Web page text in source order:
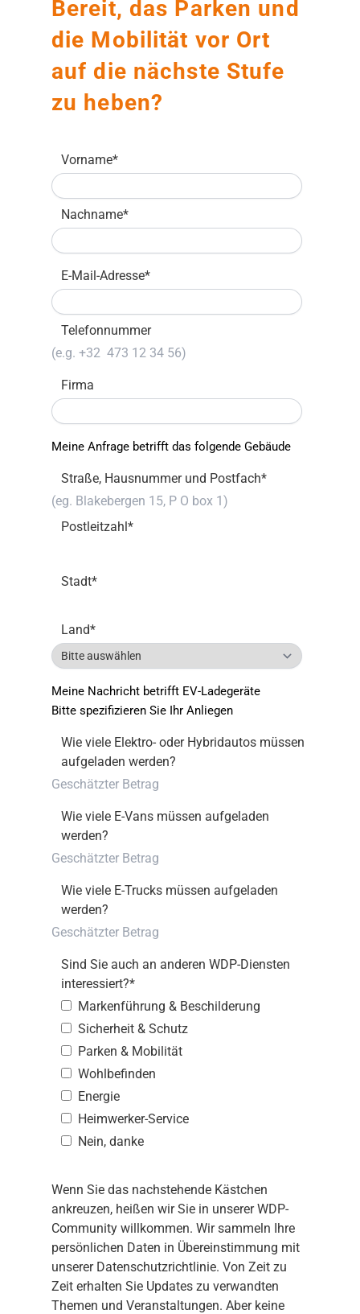
Bereit, das Parken und
die Mobilität vor Ort
auf die nächste Stufe
zu heben?
Vorname*
Nachname*
E-Mail-Adresse*
Telefonnummer
Firma
Meine Anfrage betrifft das folgende Gebäude
Straße, Hausnummer und Postfach*
Postleitzahl*
Stadt*
Land*
Meine Nachricht betrifft EV-Ladegeräte
Bitte spezifizieren Sie Ihr Anliegen
Wie viele Elektro- oder Hybridautos müssen
aufgeladen werden?
Wie viele E-Vans müssen aufgeladen
werden?
Wie viele E-Trucks müssen aufgeladen
werden?
Sind Sie auch an anderen WDP-Diensten
interessiert?*
Markenführung & Beschilderung
Sicherheit & Schutz
Parken & Mobilität
Wohlbefinden
Energie
Heimwerker-Service
Nein, danke
Wenn Sie das nachstehende Kästchen
ankreuzen, heißen wir Sie in unserer WDP-
Community willkommen. Wir sammeln Ihre
persönlichen Daten in Übereinstimmung mit
unserer Datenschutzrichtlinie. Von Zeit zu
Zeit erhalten Sie Updates zu verwandten
Themen und Veranstaltungen. Aber keine